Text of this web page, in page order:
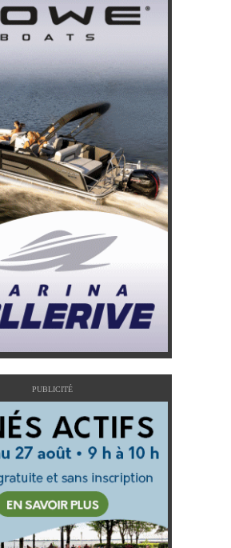
PUBLICITÉ